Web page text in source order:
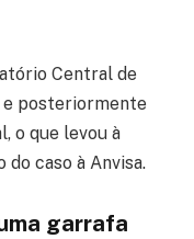
Central de
e posteriormente
o que levou à
caso à Anvisa.
garrafa